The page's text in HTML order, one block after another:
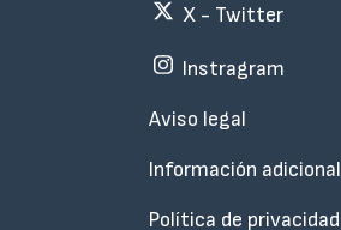
Subfooter
X - Twitter
Instragram
Aviso legal
Información adicional
Política de privacidad